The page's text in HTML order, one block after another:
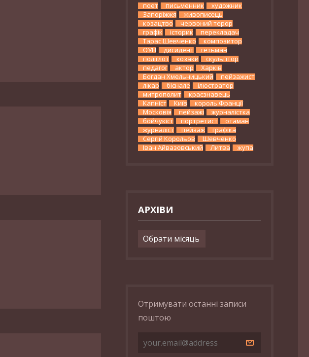
поет письменник
художник
Запоріжжя
живописець
козацтво
червоний терор
графік
історик
перекладач
Тарас Шевченко
композитор
ОУН
дисидент
гетьман
поліглот
козаки
скульптор
педагог
актор
Харків
Богдан Хмельницький
пейзажист
лікар
бієнале
ілюстратор
митрополит
краєзнавець
Капніст
Київ
король Франції
Московія
пейзажі
журналістка
бойчукіст
портретист
отаман
журналіст
пейзаж
графіка
Сергій Корольов
Шевченко
Іван Айвазовський
Литва жупа
АРХІВИ
Архіви
Отримувати останні записи
поштою